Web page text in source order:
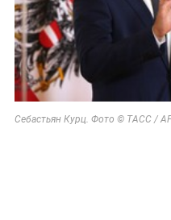
Себастьян Курц. Фото © ТАСС /